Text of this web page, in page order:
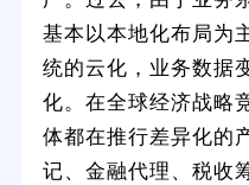
基本以本地化布局为
统的云化，业务数据
化。在全球经济战略
体都在推行差异化的
记、金融代理、税收